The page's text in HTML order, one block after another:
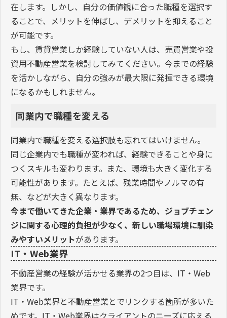
在します。しかし、自分の価値観に合った職種を選択す
ることで、メリットを伸ばし、デメリットを抑えること
が可能です。
もし、賃貸営業しか経験していない人は、売買営業や投
資用不動産営業を検討してみてください。今までの経験
を活かしながら、自分の強みが最大限に発揮できる環境
になるかもしれません。
同業内で職種を変える
同業内で職種を変える選択肢も忘れてはいけません。
同じ企業内でも職種が変われば、経験できることや身に
つくスキルも変わります。また、環境も大きく変化する
可能性があります。たとえば、残業時間やノルマの有
無、などが大きく異なります。
今まで働いてきた企業・業界であるため、ジョブチェン
ジに関する心理的負担が少なく、新しい職場環境に馴染
みやすいメリットがあります。
IT・Web業界
不動産営業の経験が活かせる業界の2つ目は、IT・Web
業界です。
IT・Web業界と不動産営業とでリンクする箇所が多いた